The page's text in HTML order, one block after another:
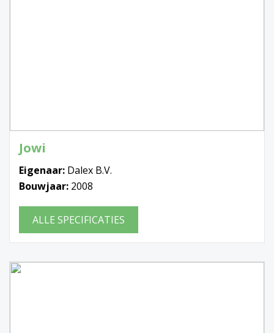
Jowi
Eigenaar: Dalex B.V.
Bouwjaar: 2008
ALLE SPECIFICATIES